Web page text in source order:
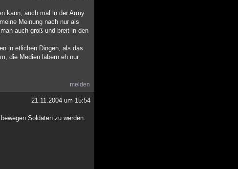
kann, auch mal in der Army
Meinung nach nur als
auch groß und breit in den
in etlichen Dingen, als das
die Medien labern eh nur
melden
21.11.2004 um 15:54
Soldaten zu werden.